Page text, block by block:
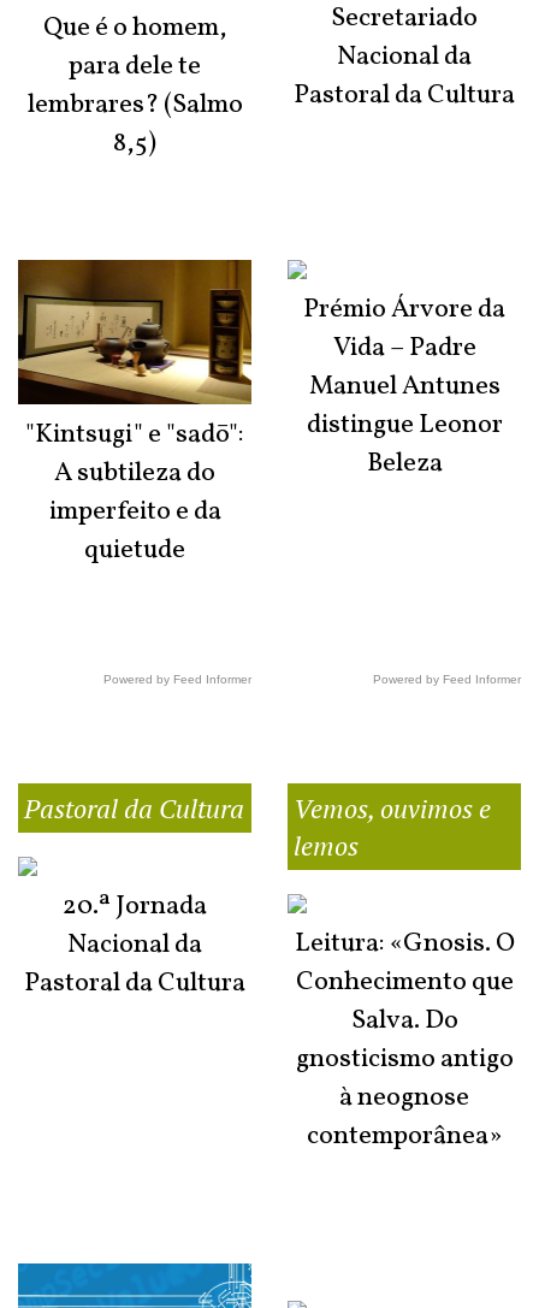
Que é o homem,
para dele te
lembrares? (Salmo
8,5)
"Kintsugi" e "sadō":
A subtileza do
imperfeito e da
quietude
Powered by Feed Informer
Secretariado
Nacional da
Pastoral da Cultura
Prémio Árvore da
Vida – Padre
Manuel Antunes
distingue Leonor
Beleza
Powered by Feed Informer
Pastoral da Cultura
20.ª Jornada
Nacional da
Pastoral da Cultura
Vemos, ouvimos e
lemos
Leitura: «Gnosis. O
Conhecimento que
Salva. Do
gnosticismo antigo
à neognose
contemporânea»